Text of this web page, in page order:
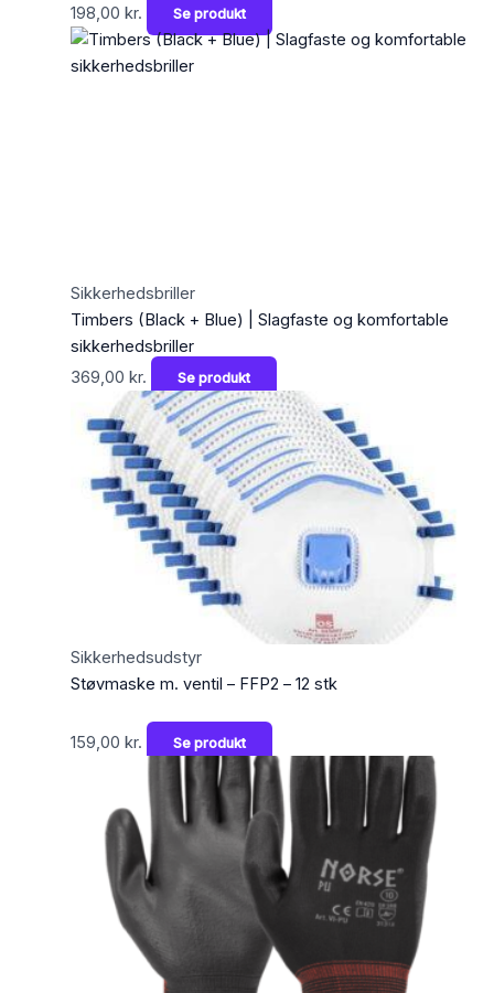
198,00 kr. Se produkt
Sikkerhedsbriller
Timbers (Black + Blue) | Slagfaste og komfortable
sikkerhedsbriller
369,00 kr. Se produkt
Sikkerhedsudstyr
Støvmaske m. ventil – FFP2 – 12 stk
159,00 kr. Se produkt